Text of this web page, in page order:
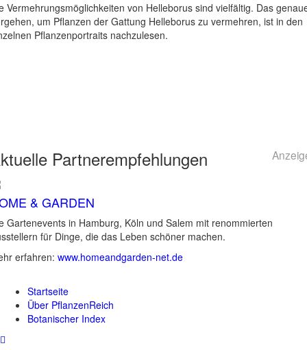
Vermehrungsmöglichkeiten von Helleborus sind vielfältig. Das
um Pflanzen der Gattung Helleborus zu vermehren, ist in den
Pflanzenportraits nachzulesen.
Partnerempfehlungen
& GARDEN
Gartenevents in Hamburg, Köln und Salem mit renommierten
für Dinge, die das Leben schöner machen.
erfahren: www.homeandgarden-net.de
Startseite
Über PflanzenReich
Botanischer Index